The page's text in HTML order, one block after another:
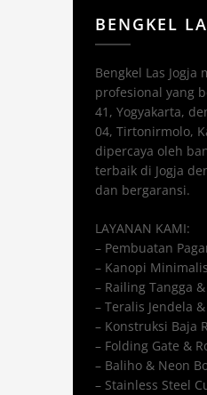
BENGKEL
Bengkel Las
profesional yang
41, Yogyakarta,
04, Tirtonirmolo,
dipercaya oleh
terbaik di Jogja
dan bergaransi.
LAYANAN KAMI:
– Pembuatan
– Kanopi
– Railing Tangga
– Teralis Jendela
– Konstruksi Baja
– Folding Gate &
– Baliho & Neon
– Stainless Steel